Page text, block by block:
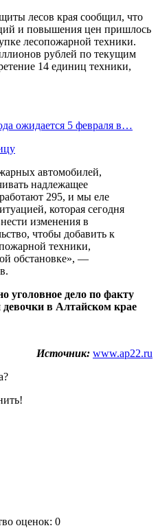
лесов края сообщил, что
и повышения цен пришлось
лесопожарной техники.
рублей по текущим
14 единиц техники,
ожидается 5 февраля в…
автомобилей,
надлежащее
295, и мы еле
которая сегодня
изменения в
чтобы добавить к
техники,
обстановке», —
уголовное дело по факту
девочки в Алтайском крае
Источник: www.ap22.ru
оценок: 0